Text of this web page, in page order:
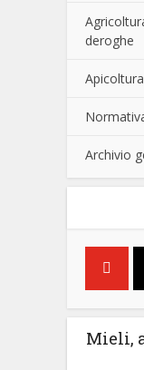
deroghe
Archivio
Mieli,